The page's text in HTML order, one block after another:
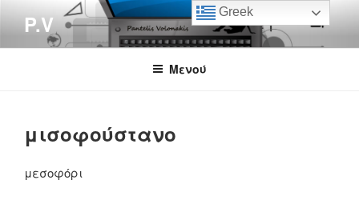
περιεχόμενο
P.V
Μενού
μισοφούστανο
μεσοφόρι
Greek